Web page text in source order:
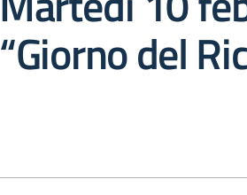
“Giorno del